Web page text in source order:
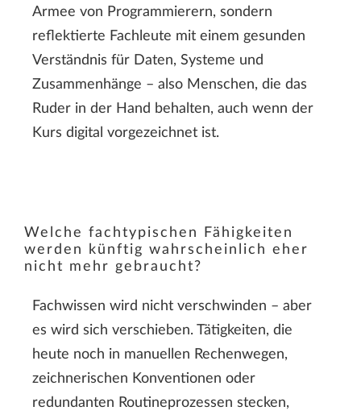
Armee von Programmierern, sondern
reflektierte Fachleute mit einem gesunden
Verständnis für Daten, Systeme und
Zusammenhänge – also Menschen, die das
Ruder in der Hand behalten, auch wenn der
Kurs digital vorgezeichnet ist.
Welche fachtypischen Fähigkeiten
werden künftig wahrscheinlich eher
nicht mehr gebraucht?
Fachwissen wird nicht verschwinden – aber
es wird sich verschieben. Tätigkeiten, die
heute noch in manuellen Rechenwegen,
zeichnerischen Konventionen oder
redundanten Routineprozessen stecken,